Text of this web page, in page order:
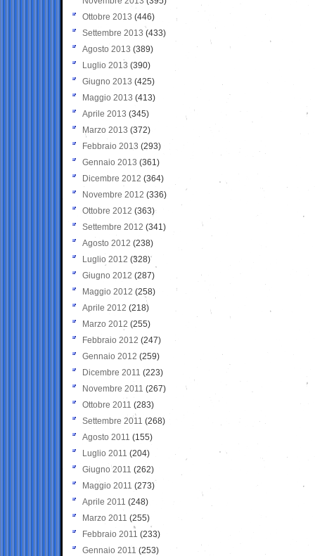
Ottobre 2013 (446)
Settembre 2013 (433)
Agosto 2013 (389)
Luglio 2013 (390)
Giugno 2013 (425)
Maggio 2013 (413)
Aprile 2013 (345)
Marzo 2013 (372)
Febbraio 2013 (293)
Gennaio 2013 (361)
Dicembre 2012 (364)
Novembre 2012 (336)
Ottobre 2012 (363)
Settembre 2012 (341)
Agosto 2012 (238)
Luglio 2012 (328)
Giugno 2012 (287)
Maggio 2012 (258)
Aprile 2012 (218)
Marzo 2012 (255)
Febbraio 2012 (247)
Gennaio 2012 (259)
Dicembre 2011 (223)
Novembre 2011 (267)
Ottobre 2011 (283)
Settembre 2011 (268)
Agosto 2011 (155)
Luglio 2011 (204)
Giugno 2011 (262)
Maggio 2011 (273)
Aprile 2011 (248)
Marzo 2011 (255)
Febbraio 2011 (233)
Gennaio 2011 (253)